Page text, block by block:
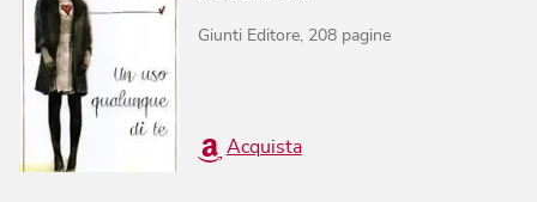
Giunti Editore, 208 pagine
Acquista